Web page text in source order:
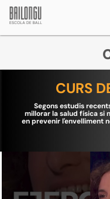
CURS
Segons estudis
millorar la salud física si
en prevenir l'envelliment